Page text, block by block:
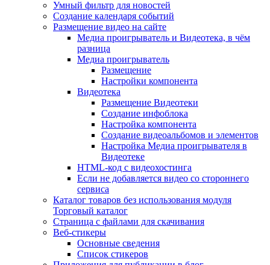
Умный фильтр для новостей
Создание календаря событий
Размещение видео на сайте
Медиа проигрыватель и Видеотека, в чём
разница
Медиа проигрыватель
Размещение
Настройки компонента
Видеотека
Размещение Видеотеки
Создание инфоблока
Настройка компонента
Создание видеоальбомов и элементов
Настройка Медиа проигрывателя в
Видеотеке
HTML-код с видеохостинга
Если не добавляется видео со стороннего
сервиса
Каталог товаров без использования модуля
Торговый каталог
Страница с файлами для скачивания
Веб-стикеры
Основные сведения
Список стикеров